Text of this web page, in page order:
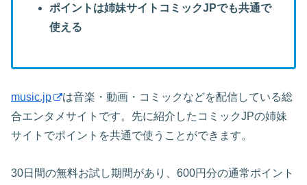
ポイントは姉妹サイトコミックJPでも共通で
使える
music.jp
は音楽・動画・コミックなどを配信している総
合エンタメサイトです。先に紹介したコミックJPの姉妹
サイトでポイントを共通で使うことができます。
30日間の無料お試し期間があり、600円分の通常ポイント